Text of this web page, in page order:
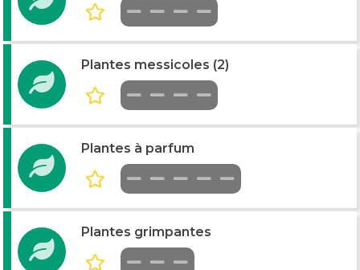
Plantes messicoles (2)
Plantes à parfum
Plantes grimpantes